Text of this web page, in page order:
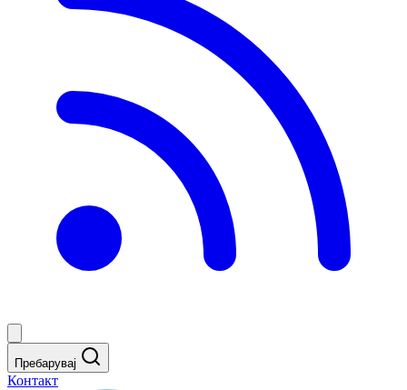
Пребарувај
Контакт